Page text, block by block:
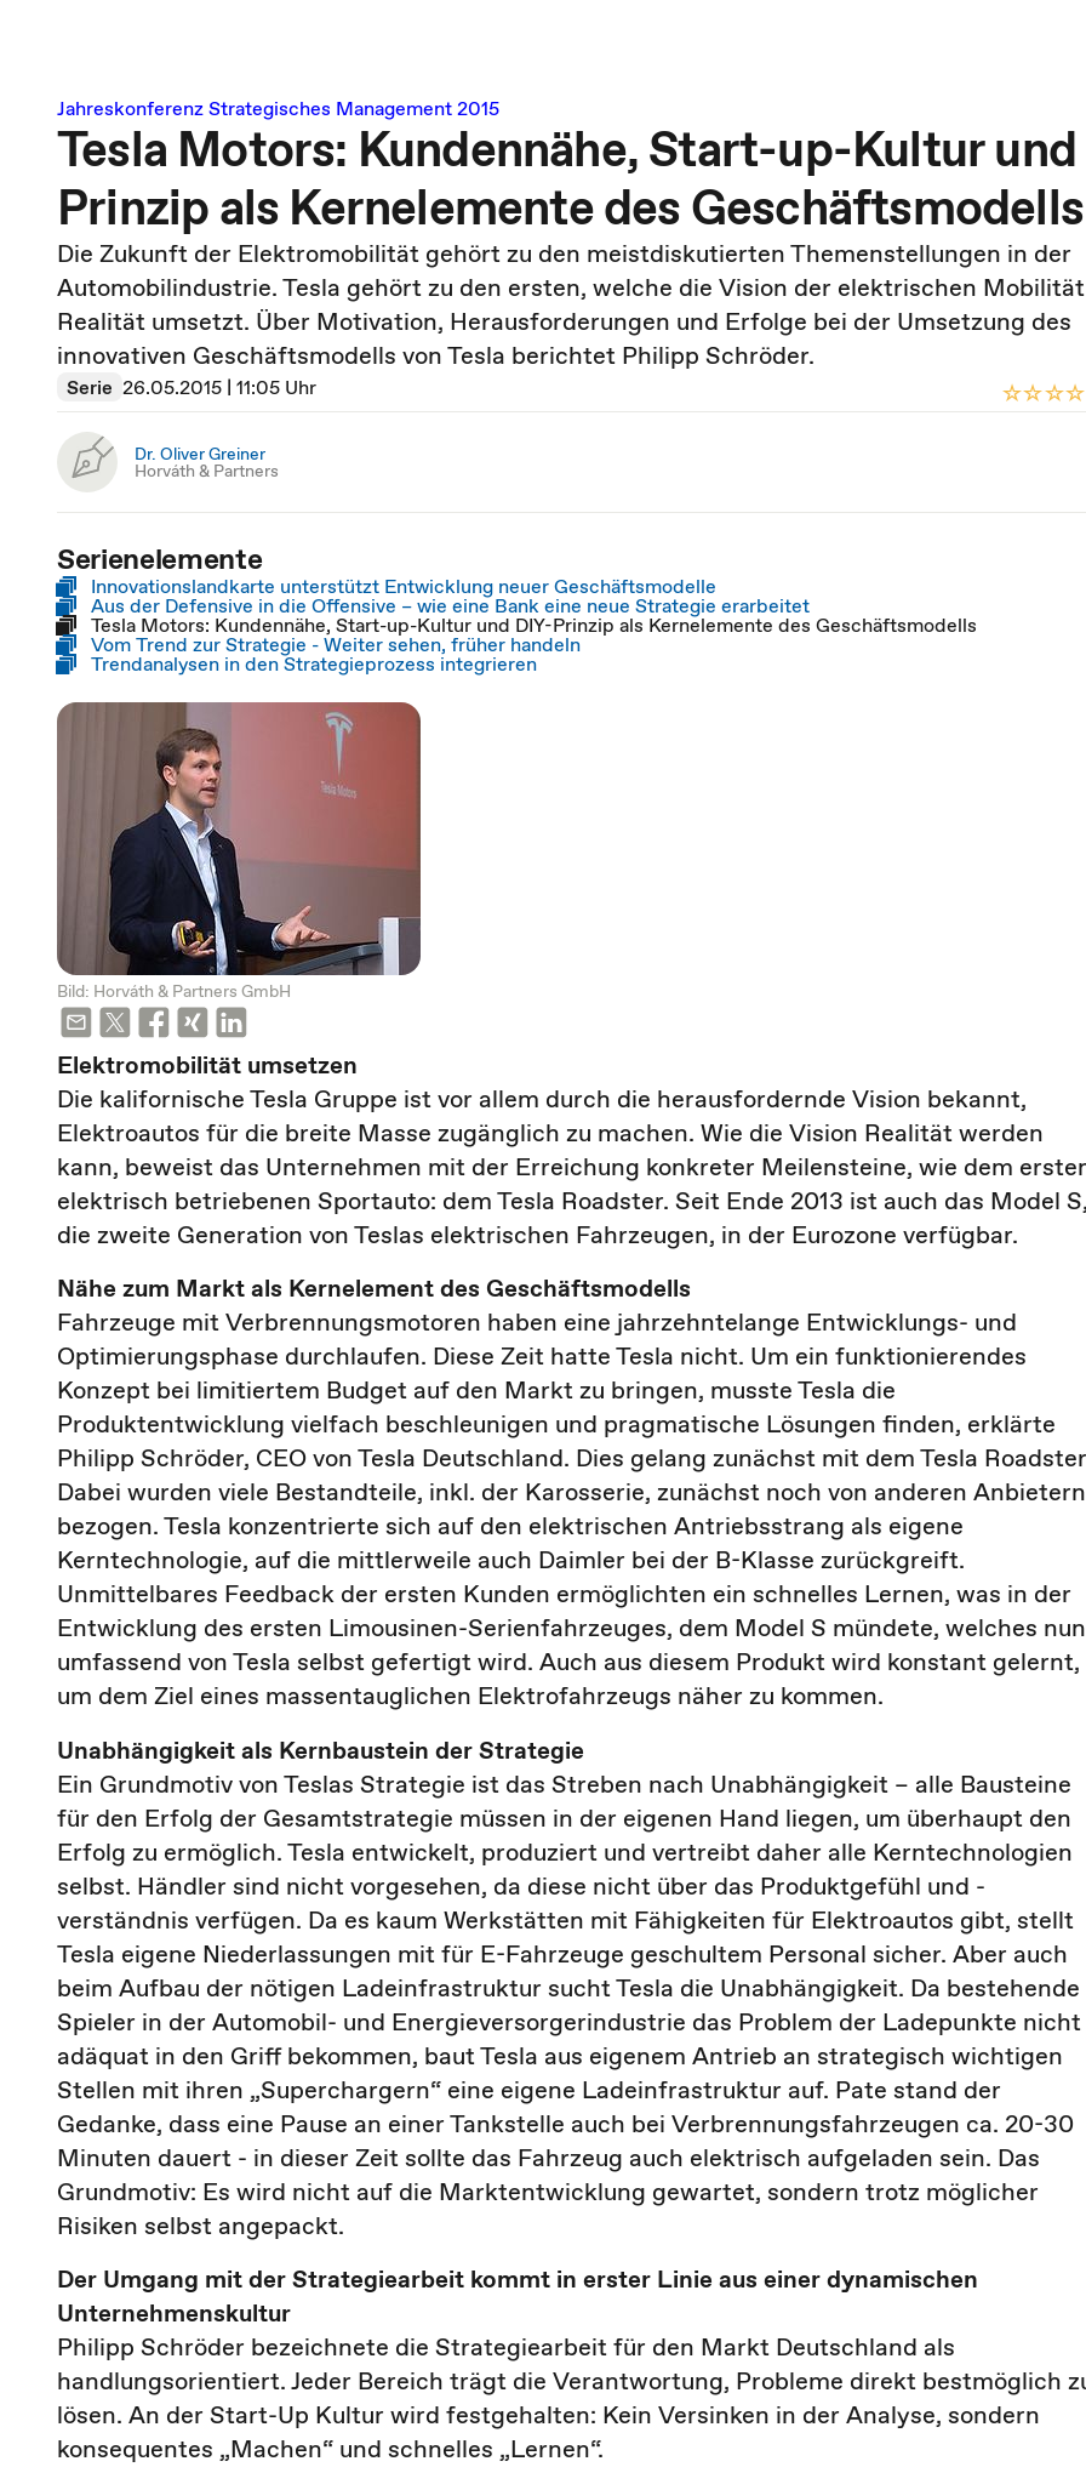
Jahreskonferenz Strategisches Management 2015
Tesla Motors: Kundennähe, Start-up-Kultur und
Prinzip als Kernelemente des Geschäftsmodells
Die Zukunft der Elektromobilität gehört zu den meistdiskutierten Themenstellungen in der
Automobilindustrie. Tesla gehört zu den ersten, welche die Vision der elektrischen
Realität umsetzt. Über Motivation, Herausforderungen und Erfolge bei der Umsetzung des
innovativen Geschäftsmodells von Tesla berichtet Philipp Schröder.
Serie 26.05.2015 | 11:05 Uhr
Dr. Oliver Greiner
Horváth & Partners
Serienelemente
Innovationslandkarte unterstützt Entwicklung neuer Geschäftsmodelle
Aus der Defensive in die Offensive – wie eine Bank eine neue Strategie erarbeitet
Tesla Motors: Kundennähe, Start-up-Kultur und DIY-Prinzip als Kernelemente des Geschäftsmodells
Vom Trend zur Strategie - Weiter sehen, früher handeln
Trendanalysen in den Strategieprozess integrieren
Bild: Horváth & Partners GmbH
Elektromobilität umsetzen
Die kalifornische Tesla Gruppe ist vor allem durch die herausfordernde Vision bekannt,
Elektroautos für die breite Masse zugänglich zu machen. Wie die Vision Realität werden
kann, beweist das Unternehmen mit der Erreichung konkreter Meilensteine, wie dem
elektrisch betriebenen Sportauto: dem Tesla Roadster. Seit Ende 2013 ist auch das Model S,
die zweite Generation von Teslas elektrischen Fahrzeugen, in der Eurozone verfügbar.
Nähe zum Markt als Kernelement des Geschäftsmodells
Fahrzeuge mit Verbrennungsmotoren haben eine jahrzehntelange Entwicklungs- und
Optimierungsphase durchlaufen. Diese Zeit hatte Tesla nicht. Um ein funktionierendes
Konzept bei limitiertem Budget auf den Markt zu bringen, musste Tesla die
Produktentwicklung vielfach beschleunigen und pragmatische Lösungen finden, erklärte
Philipp Schröder, CEO von Tesla Deutschland. Dies gelang zunächst mit dem Tesla
Dabei wurden viele Bestandteile, inkl. der Karosserie, zunächst noch von anderen Anbietern
bezogen. Tesla konzentrierte sich auf den elektrischen Antriebsstrang als eigene
Kerntechnologie, auf die mittlerweile auch Daimler bei der B-Klasse zurückgreift.
Unmittelbares Feedback der ersten Kunden ermöglichten ein schnelles Lernen, was in der
Entwicklung des ersten Limousinen-Serienfahrzeuges, dem Model S mündete, welches nun
umfassend von Tesla selbst gefertigt wird. Auch aus diesem Produkt wird konstant gelernt,
um dem Ziel eines massentauglichen Elektrofahrzeugs näher zu kommen.
Unabhängigkeit als Kernbaustein der Strategie
Ein Grundmotiv von Teslas Strategie ist das Streben nach Unabhängigkeit – alle Bausteine
für den Erfolg der Gesamtstrategie müssen in der eigenen Hand liegen, um überhaupt den
Erfolg zu ermöglich. Tesla entwickelt, produziert und vertreibt daher alle Kerntechnologien
selbst. Händler sind nicht vorgesehen, da diese nicht über das Produktgefühl und -
verständnis verfügen. Da es kaum Werkstätten mit Fähigkeiten für Elektroautos gibt, stellt
Tesla eigene Niederlassungen mit für E-Fahrzeuge geschultem Personal sicher. Aber auch
beim Aufbau der nötigen Ladeinfrastruktur sucht Tesla die Unabhängigkeit. Da bestehende
Spieler in der Automobil- und Energieversorgerindustrie das Problem der Ladepunkte nicht
adäquat in den Griff bekommen, baut Tesla aus eigenem Antrieb an strategisch wichtigen
Stellen mit ihren „Superchargern“ eine eigene Ladeinfrastruktur auf. Pate stand der
Gedanke, dass eine Pause an einer Tankstelle auch bei Verbrennungsfahrzeugen ca. 20-30
Minuten dauert - in dieser Zeit sollte das Fahrzeug auch elektrisch aufgeladen sein. Das
Grundmotiv: Es wird nicht auf die Marktentwicklung gewartet, sondern trotz möglicher
Risiken selbst angepackt.
Der Umgang mit der Strategiearbeit kommt in erster Linie aus einer dynamischen
Unternehmenskultur
Philipp Schröder bezeichnete die Strategiearbeit für den Markt Deutschland als
handlungsorientiert. Jeder Bereich trägt die Verantwortung, Probleme direkt bestmöglich
lösen. An der Start-Up Kultur wird festgehalten: Kein Versinken in der Analyse, sondern
konsequentes „Machen“ und schnelles „Lernen“.